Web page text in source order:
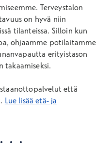
Terveystalon
on hyvä niin
tilanteissa. Silloin kun
ohjaamme potilaitamme
erityistason
takaamiseksi.
että
Lue lisää etä- ja